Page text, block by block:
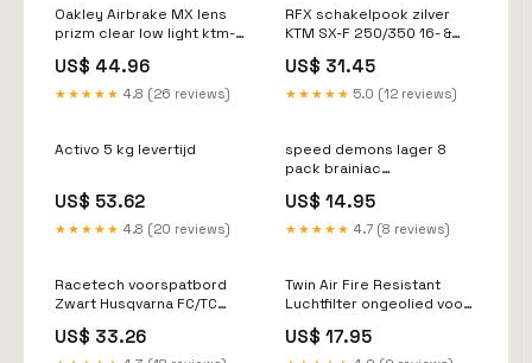
Oakley Airbrake MX lens
prizm clear low light ktm-
esi8879929
US$ 44.96
★★★★★ 4.8 (26 reviews)
RFX schakelpook zilver
KTM SX-F 250/350 16- &
& Gas Gas MC-F/EC-F
250/350 2021 husqvarna-
US$ 31.45
★★★★★ 5.0 (12 reviews)
Activo 5 kg levertijd
US$ 53.62
★★★★★ 4.8 (20 reviews)
speed demons lager 8
pack brainiac
US$ 14.95
★★★★★ 4.7 (8 reviews)
Racetech voorspatbord
Zwart Husqvarna FC/TC
2023- & FE/TE
US$ 33.26
Twin Air Fire Resistant
Luchtfilter ongeolied voor
Kawasaki KX 450F 2024-
US$ 17.95